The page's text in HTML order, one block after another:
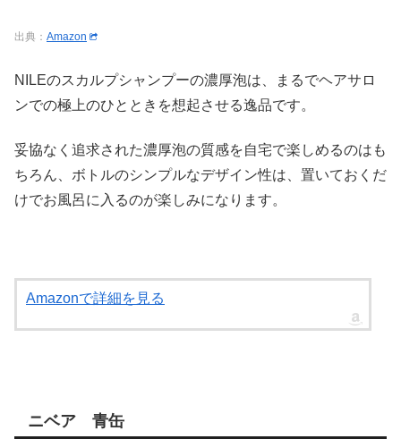
出典： Amazon
NILEのスカルプシャンプーの濃厚泡は、まるでヘアサロ
ンでの極上のひとときを想起させる逸品です。
妥協なく追求された濃厚泡の質感を自宅で楽しめるのはも
ちろん、ボトルのシンプルなデザイン性は、置いておくだ
けでお風呂に入るのが楽しみになります。
Amazonで詳細を見る
ニベア 青缶